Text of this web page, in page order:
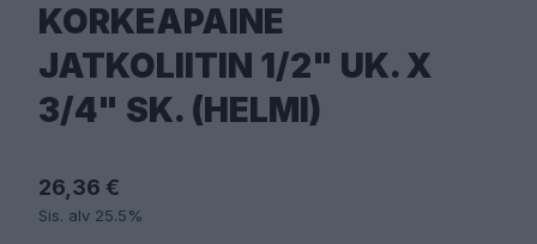
KORKEAPAINE
JATKOLIITIN 1/2" UK. X
3/4" SK. (HELMI)
26,36 €
Sis. alv 25.5%